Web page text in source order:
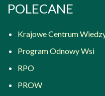
POLECANE
Krajowe Centrum
Program Odnowy Wsi
RPO
PROW